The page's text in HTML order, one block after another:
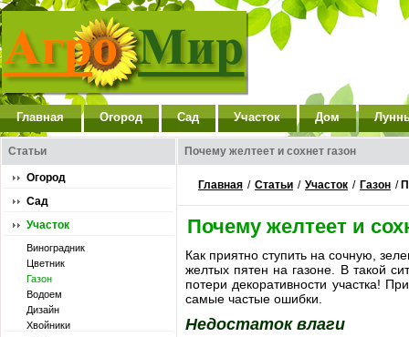
Главная Огород Сад Участок Дом
Статьи
Огород
Сад
Участок
Виноградник
Цветник
Газон
Водоем
Дизайн
Хвойники
Почему желтеет и сохнет газон
Главная / Статьи / Участок / Газон /
Почему желтеет и
Как приятно ступить на сочную,
желтых пятен на газоне. В такой
потери декоративности участка!
самые частые ошибки.
Недостаток влаги